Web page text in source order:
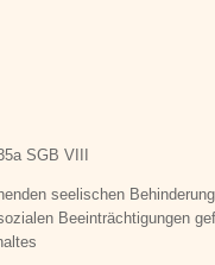
SGB VIII
seelischen Behinderung
Beeinträchtigungen